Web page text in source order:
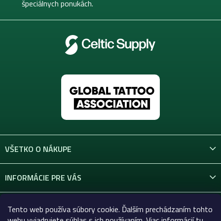
Tento web používa súbory cookie. Ďalším prechádzaním tohto
špeciálnych ponukách.
VŠETKO O NÁKUPE
INFORMÁCIE PRE VÁS
KONTAKT